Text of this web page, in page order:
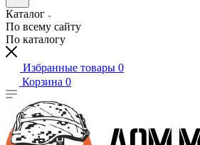
Каталог
По всему сайту
По каталогу
Избранные товары 0
Корзина 0